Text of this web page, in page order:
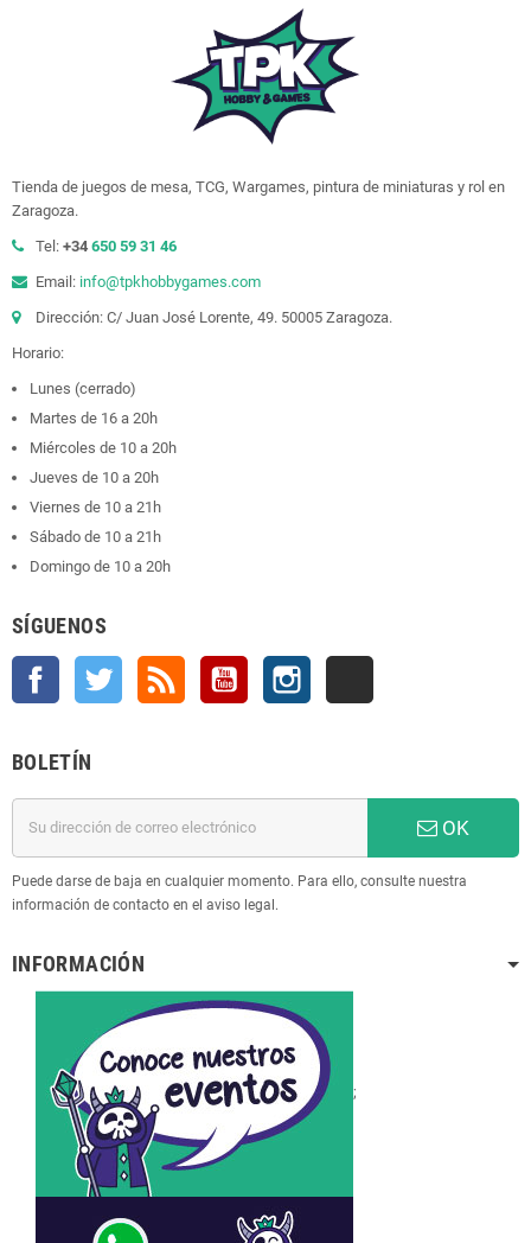
Tienda de juegos de mesa, TCG, Wargames, pintura de miniaturas y rol en
Zaragoza.
Tel: +34 650 59 31 46
Email: info@tpkhobbygames.com
Dirección: C/ Juan José Lorente, 49. 50005 Zaragoza.
Horario:
Lunes (cerrado)
Martes de 16 a 20h
Miércoles de 10 a 20h
Jueves de 10 a 20h
Viernes de 10 a 21h
Sábado de 10 a 21h
Domingo de 10 a 20h
SÍGUENOS
Facebook Twitter Rss YouTube Instagram
BOLETÍN
OK
Puede darse de baja en cualquier momento. Para ello, consulte nuestra
información de contacto en el aviso legal.
INFORMACIÓN
;